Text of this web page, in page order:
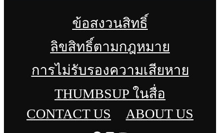
ข้อสงวนสิทธิ์
ลิขสิทธิ์ตามกฎหมาย
การไม่รับรองความเสียหาย
THUMBSUP ในสื่อ
CONTACT US
ABOUT US